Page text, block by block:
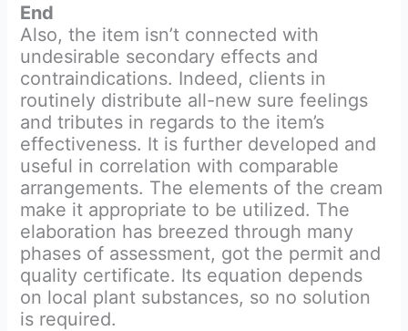
End
Also, the item isn’t connected with
undesirable secondary effects and
contraindications. Indeed, clients in
routinely distribute all-new sure feelings
and tributes in regards to the item’s
effectiveness. It is further developed and
useful in correlation with comparable
arrangements. The elements of the cream
make it appropriate to be utilized. The
elaboration has breezed through many
phases of assessment, got the permit and
quality certificate. Its equation depends
on local plant substances, so no solution
is required.